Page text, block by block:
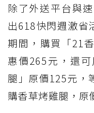
除了外送平台與
出618快閃週激省
期間，購買「21
惠價265元，還
腿」原價125元，
購香草烤雞腿，原